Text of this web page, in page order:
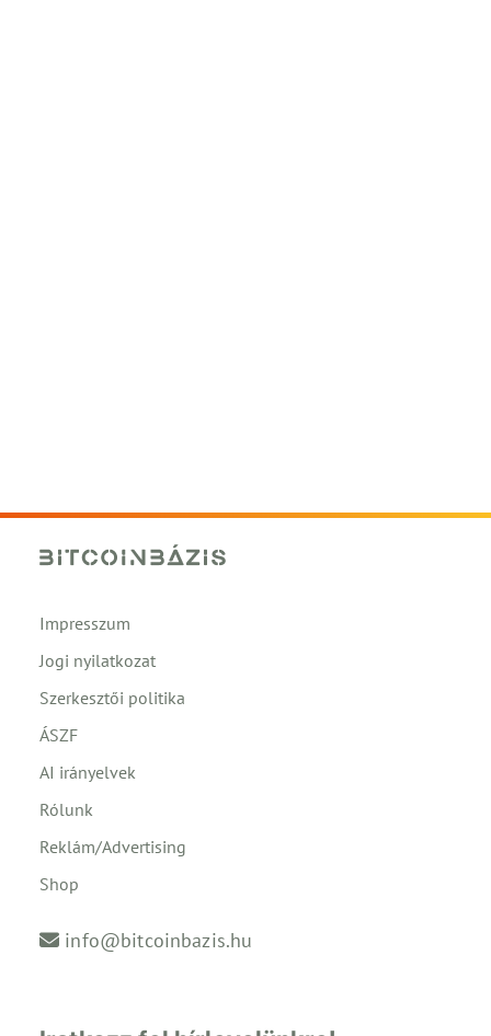
Impresszum
Jogi nyilatkozat
Szerkesztői politika
ÁSZF
AI irányelvek
Rólunk
Reklám/Advertising
Shop
info@bitcoinbazis.hu